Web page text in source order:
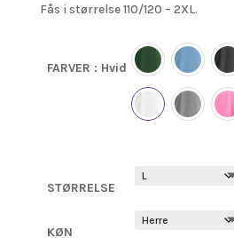
Fås i størrelse 110/120 – 2XL.
FARVER : Hvid
STØRRELSE
KØN